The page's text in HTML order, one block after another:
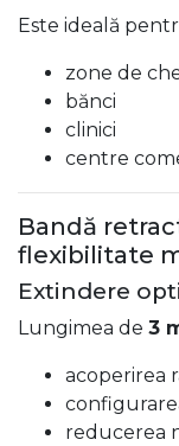
Este ideală
zone de
bănci
clinici
centre
Bandă
flexibilitate
Extindere
Lungimea de 3
acoperirea
reducerea